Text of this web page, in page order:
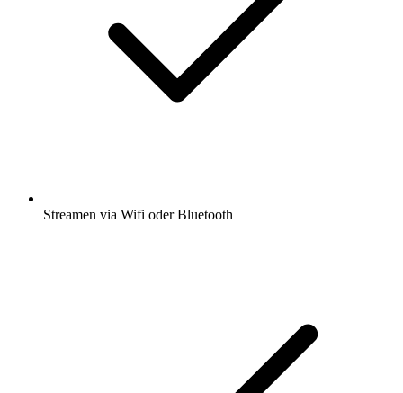
Streamen via Wifi oder Bluetooth